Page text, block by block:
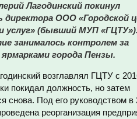
Лагодинский покинул
директора ООО «Городской
услуг» (бывший МУП
занималось контролем за
города Пензы.
возглавлял ГЦТУ с
покидал должность, но затем
снова. Под его руководством в
реорганизация